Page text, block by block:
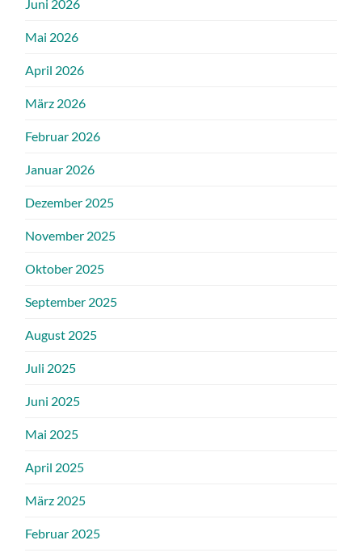
Juni 2026
Mai 2026
April 2026
März 2026
Februar 2026
Januar 2026
Dezember 2025
November 2025
Oktober 2025
September 2025
August 2025
Juli 2025
Juni 2025
Mai 2025
April 2025
März 2025
Februar 2025